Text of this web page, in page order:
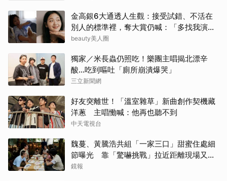
金高銀6大通透人生觀：接受試錯、不活在
別人的標準裡，奪大賞仍喊：「多找我演
戲！」
beauty美人圈
獨家／米長蟲仍照吃！樂團主唱揭北漂辛
酸…吃到嘔吐「廁所崩潰爆哭」
三立新聞網
好友突離世！「溫室雜草」新曲創作契機藏
洋蔥 主唱慟喊：他再也聽不到
中天電視台
魏蔓、黃騰浩共組「一家三口」甜蜜住處細
節曝光 靠「驚嚇挑戰」拉近距離現場又叫
又笑
鏡報